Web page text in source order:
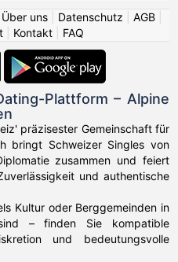
Über uns Datenschutz AGB
Kontakt FAQ
Plattform – Alpine
präzisester Gemeinschaft für
bringt Schweizer Singles von
zusammen und feiert
und authentische
Kultur oder Berggemeinden in
– finden Sie kompatible
und bedeutungsvolle